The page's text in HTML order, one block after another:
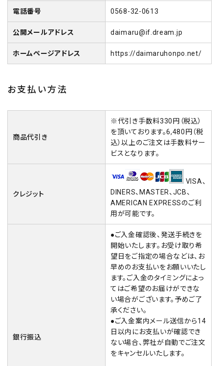
電話番号 0568-32-0613
公開メールアドレス daimaru@if.dream.jp
ホームページアドレス https://daimaruhonpo.net/
お支払い方法
商品代引き
※代引き手数料330円（税込）
を頂いております。6,480円（税
込）以上のご注文は手数料サー
ビスとなります。
クレジット
VISA、
DINERS、MASTER、JCB、
AMERICAN EXPRESSのご利
用が可能です。
銀行振込
●ご入金確認後、発送手続きを
開始いたします。お受け取り希
望日をご指定の場合などは、お
早めのお支払いをお願いいたし
ます。ご入金のタイミングによっ
てはご希望のお届けができな
い場合がございます。予めご了
承ください。
●ご入金案内メール送信から14
日以内にお支払いが確認でき
ない場合、弊社が自動でご注文
をキャンセルいたします。